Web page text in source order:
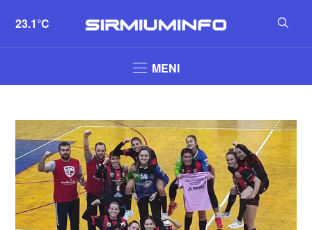
23.1°C
MENI